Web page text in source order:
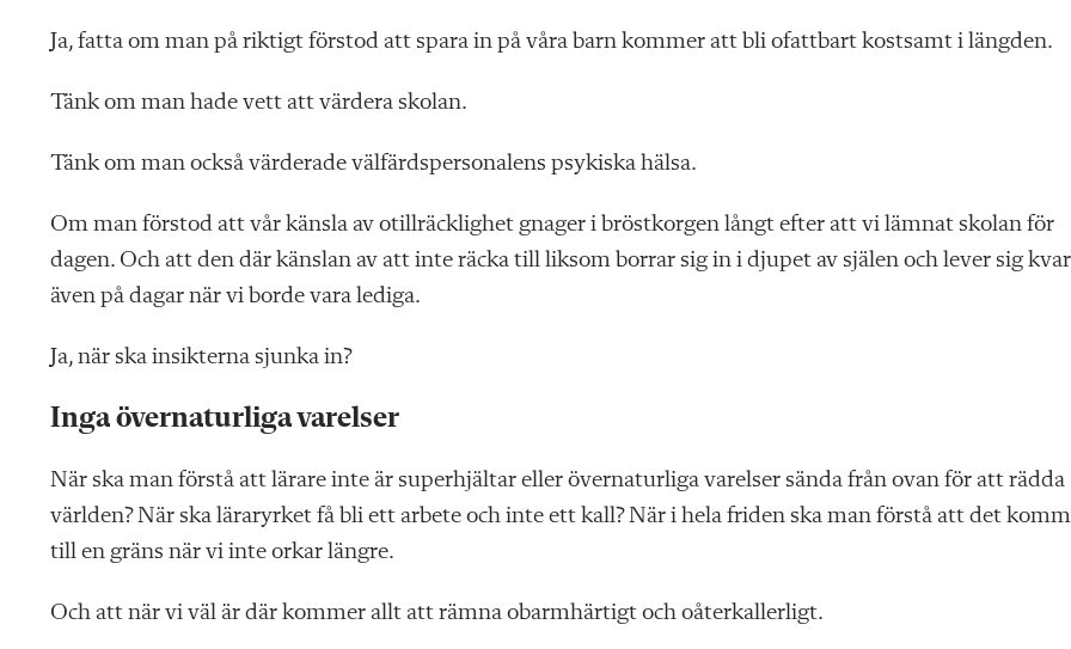
Ja, fatta om man på riktigt förstod att spara in på våra barn kommer att bli ofattbart kostsamt i längden.
Tänk om man hade vett att värdera skolan.
Tänk om man också värderade välfärdspersonalens psykiska hälsa.
Om man förstod att vår känsla av otillräcklighet gnager i bröstkorgen långt efter att vi lämnat skolan för
dagen. Och att den där känslan av att inte räcka till liksom borrar sig in i djupet av själen och lever sig kvar
även på dagar när vi borde vara lediga.
Ja, när ska insikterna sjunka in?
Inga övernaturliga varelser
När ska man förstå att lärare inte är superhjältar eller övernaturliga varelser sända från ovan för att rädda
världen? När ska läraryrket få bli ett arbete och inte ett kall? När i hela friden ska man förstå att det
till en gräns när vi inte orkar längre.
Och att när vi väl är där kommer allt att rämna obarmhärtigt och oåterkallerligt.